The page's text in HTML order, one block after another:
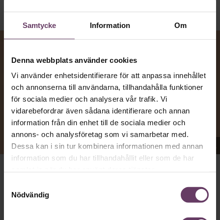
Samtycke Information Om
Denna webbplats använder cookies
Vi använder enhetsidentifierare för att anpassa innehållet
och annonserna till användarna, tillhandahålla funktioner
för sociala medier och analysera vår trafik. Vi
vidarebefordrar även sådana identifierare och annan
information från din enhet till de sociala medier och
annons- och analysföretag som vi samarbetar med.
Dessa kan i sin tur kombinera informationen med annan
information som du har tillhandahållit eller som de har
Nödvändig
Appen Sinceerly imiterar vd:ars kortfattade språk.
mejl från främlingar. Men studenten
Ben Horwitzpå
Harvard Business School kom på ett trick: Han skapade